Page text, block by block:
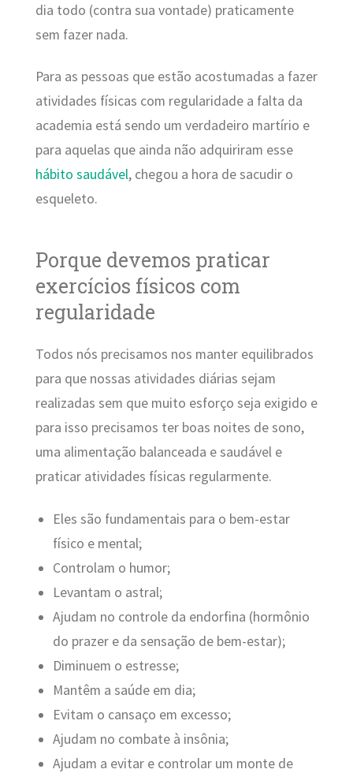
dia todo (contra sua vontade) praticamente
sem fazer nada.
Para as pessoas que estão acostumadas a fazer
atividades físicas com regularidade a falta da
academia está sendo um verdadeiro martírio e
para aquelas que ainda não adquiriram esse
hábito saudável, chegou a hora de sacudir o
esqueleto.
Porque devemos praticar
exercícios físicos com
regularidade
Todos nós precisamos nos manter equilibrados
para que nossas atividades diárias sejam
realizadas sem que muito esforço seja exigido e
para isso precisamos ter boas noites de sono,
uma alimentação balanceada e saudável e
praticar atividades físicas regularmente.
Eles são fundamentais para o bem-estar
físico e mental;
Controlam o humor;
Levantam o astral;
Ajudam no controle da endorfina (hormônio
do prazer e da sensação de bem-estar);
Diminuem o estresse;
Mantêm a saúde em dia;
Evitam o cansaço em excesso;
Ajudam no combate à insônia;
Ajudam a evitar e controlar um monte de